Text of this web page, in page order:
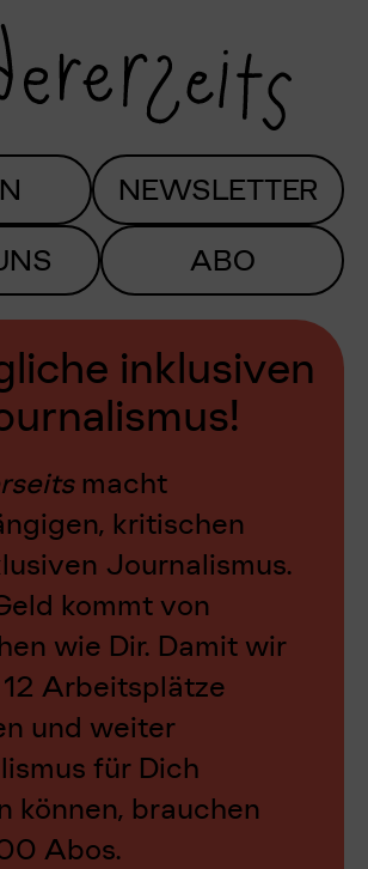
NEWSLETTER
ABO
inklusiven
macht
kritischen
Journalismus.
kommt von
wie Dir. Damit wir
Arbeitsplätze
und weiter
für Dich
können, brauchen
Abos.